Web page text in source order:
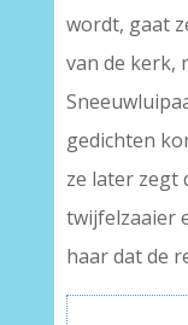
wordt, gaat
van de kerk,
gedichten
ze later zegt
twijfelzaaier
haar dat de